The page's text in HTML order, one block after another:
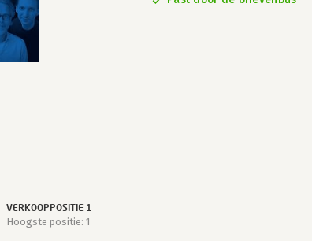
VERKOOPPOSITIE 1
Hoogste positie: 1